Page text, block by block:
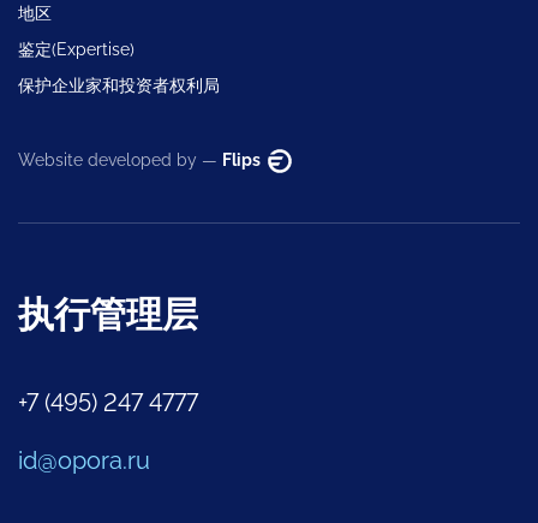
地区
鉴定(Expertise)
保护企业家和投资者权利局
Website developed by — Flips
执行管理层
+7 (495) 247 4777
id@opora.ru